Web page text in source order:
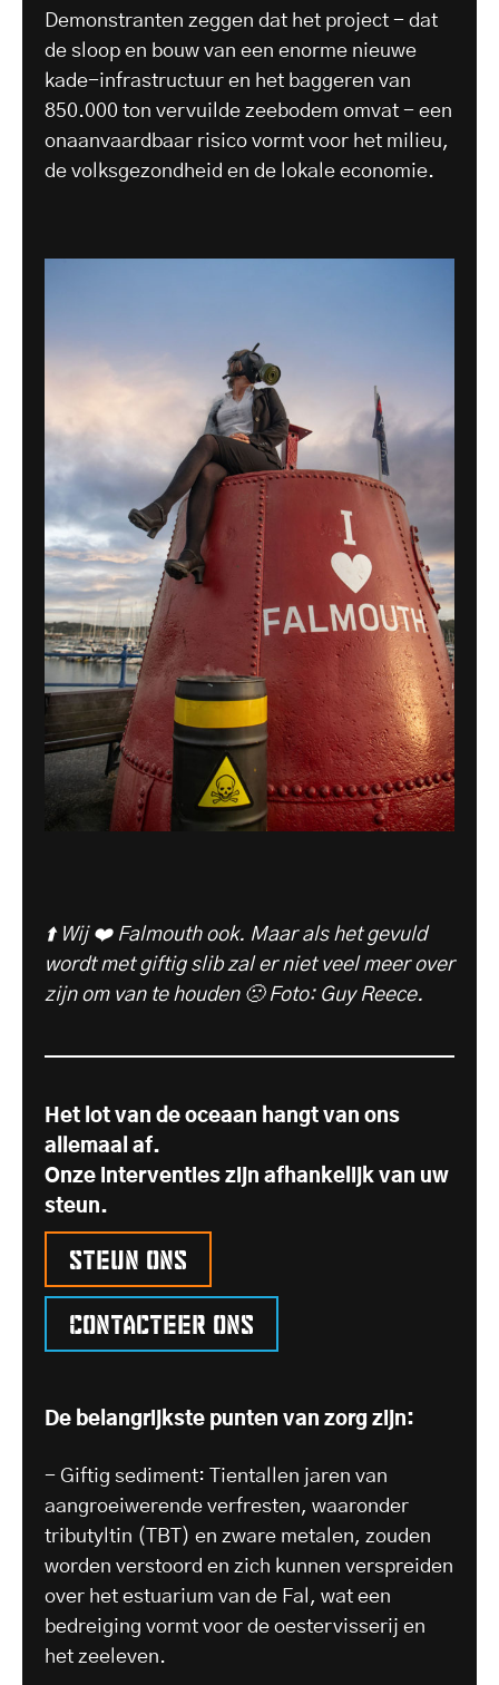
Demonstranten zeggen dat het project - dat
de sloop en bouw van een enorme nieuwe
kade-infrastructuur en het baggeren van
850.000 ton vervuilde zeebodem omvat - een
onaanvaardbaar risico vormt voor het milieu,
de volksgezondheid en de lokale economie.
⬆️ Wij ❤️ Falmouth ook. Maar als het gevuld
wordt met giftig slib zal er niet veel meer over
zijn om van te houden 🙁 Foto: Guy Reece.
Het lot van de oceaan hangt van ons
allemaal af.
Onze interventies zijn afhankelijk van uw
steun.
Steun ons
Contacteer ons
De belangrijkste punten van zorg zijn:
- Giftig sediment: Tientallen jaren van
aangroeiwerende verfresten, waaronder
tributyltin (TBT) en zware metalen, zouden
worden verstoord en zich kunnen verspreiden
over het estuarium van de Fal, wat een
bedreiging vormt voor de oestervisserij en
het zeeleven.